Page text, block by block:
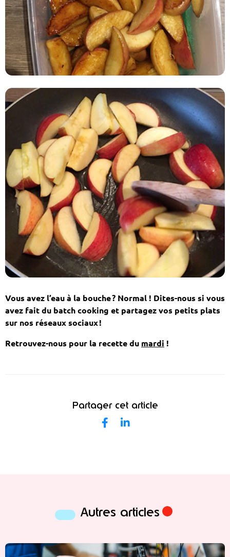
Vous avez l’eau à la bouche ? Normal ! Dites-nous si vous
avez fait du batch cooking et partagez vos petits plats
sur nos réseaux sociaux !
Retrouvez-nous pour la recette du mardi !
Partager cet article
Autres articles